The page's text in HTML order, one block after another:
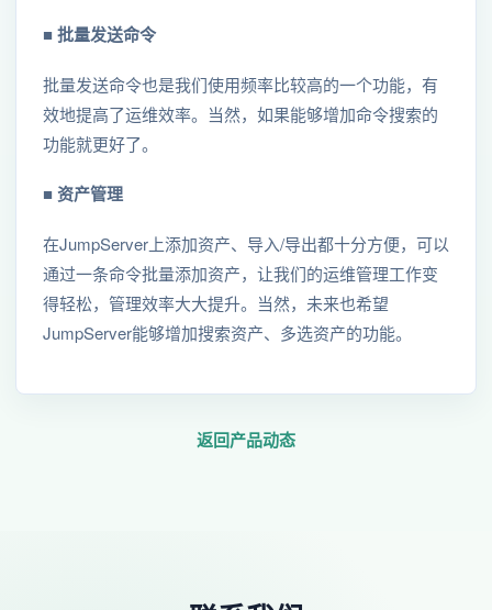
■ 批量发送命令
批量发送命令也是我们使用频率比较高的一个功能，有
效地提高了运维效率。当然，如果能够增加命令搜索的
功能就更好了。
■ 资产管理
在JumpServer上添加资产、导入/导出都十分方便，可以
通过一条命令批量添加资产，让我们的运维管理工作变
得轻松，管理效率大大提升。当然，未来也希望
JumpServer能够增加搜索资产、多选资产的功能。
返回产品动态